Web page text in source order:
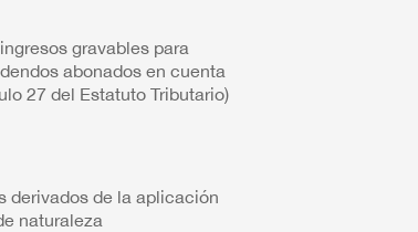
gravables para
abonados en cuenta
27 del Estatuto Tributario)
derivados de la aplicación
naturaleza